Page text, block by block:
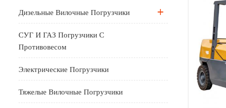
Дизельные Вилочные Погрузчики
СУГ И ГАЗ Погрузчики С
Противовесом
Электрические Погрузчики
Тяжелые Вилочные Погрузчики